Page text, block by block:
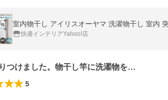
室内物干し アイリスオーヤマ 洗濯物干し 室内
快適インテリアYahoo!店
つけました。物干し竿に洗濯物を…
5